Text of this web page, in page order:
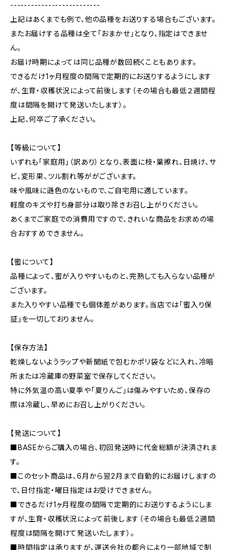
--------------------------
上記はあくまでも例で、他の品種をお送りする場合もございます。
またお届けする品種は全て「おまかせ」となり、指定はできませ
ん。
お届け時期によっては同じ品種が数回続くこともあります。
できるだけ1ヶ月程度の間隔で定期的にお送りするようにします
が、生育・収穫状況によって前後します（その場合も最低２週間程
度は間隔を開けて発送いたします）。
上記、何卒ご了承ください。
【等級について】
いずれも「家庭用」（訳あり）となり、表面に枝・葉擦れ、日焼け、サ
ビ、変形果、ツル割れ等ががございます。
味や風味に遜色のないもので、ご自宅用に適しています。
軽度のキズや打ち身部分は取り除きお召し上がりください。
あくまでご家庭での消費用ですので、きれいな商品をお求めの場
合おすすめできません。
【蜜について】
品種によって、蜜が入りやすいものと、完熟しても入らない品種が
ございます。
また入りやすい品種でも個体差があります。当店では「蜜入り保
証」を一切しておりません。
【保存方法】
乾燥しないようラップや新聞紙で包むかポリ袋などに入れ、冷暗
所または冷蔵庫の野菜室で保存してください。
特に外気温の高い夏季や「夏りんご」は傷みやすいため、保存の
際は冷蔵し、早めにお召し上がりください。
【発送について】
■BASEからご購入の場合、初回発送時に代金総額が決済されま
す。
■このセット商品は、6月から翌2月まで自動的にお届けしますの
で、日付指定・曜日指定はお受けできません。
■できるだけ1ヶ月程度の間隔で定期的にお送りするようにしま
すが、生育・収穫状況によって前後します（その場合も最低２週間
程度は間隔を開けて発送いたします）。
■時間指定は承りますが、運送会社の都合により一部地域で制